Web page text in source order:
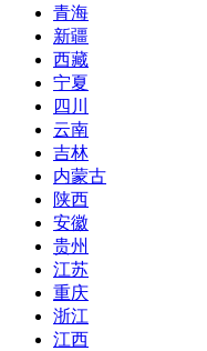
青海
新疆
西藏
宁夏
四川
云南
吉林
内蒙古
陕西
安徽
贵州
江苏
重庆
浙江
江西